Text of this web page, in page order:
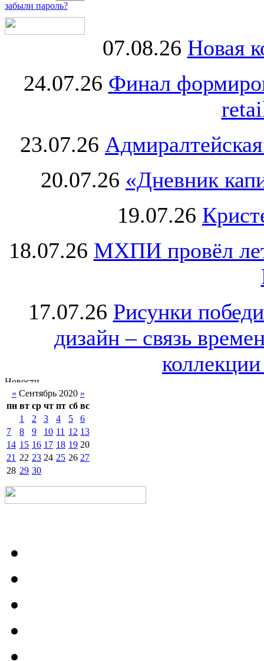
забыли пароль?
07.08.26 Новая
24.07.26 Финал
23.07.26
20.07.26 «Дневник
19.07.26
18.07.26 МХПИ провёл
17.07.26 Рисунки
дизайн – связь
« Сентябрь 2020 »
пн вт ср чт пт сб вс
1
2 3 4 5
6
7
8 9 10 11 12 13
14 15 16 17 18 19 20
21 22 23 24 25 26 27
28 29 30